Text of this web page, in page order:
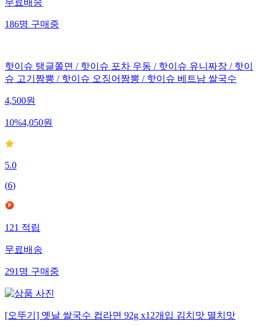
무료배송
186명구매중
핫이슈 탱글쫄면 / 핫이슈 포차 우동 / 핫이슈 유니짜장 / 핫이
슈 고기짬뽕 / 핫이슈 오징어짬뽕 / 핫이슈 베트남 쌀국수
4,500원
10%4,050원
5.0
(6)
121적립
무료배송
291명구매중
[오뚜기] 옛날 쌀국수 컵라면 92g x12개입 김치맛 멸치맛